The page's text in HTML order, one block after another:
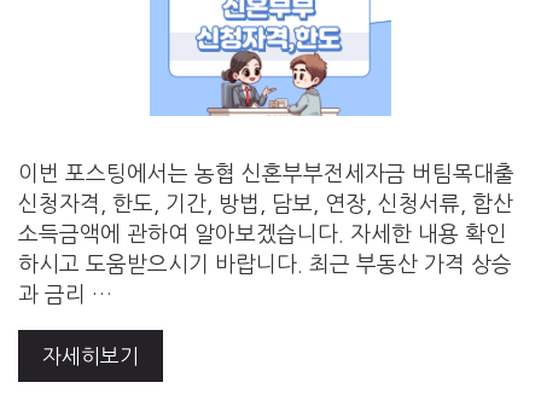
이번 포스팅에서는 농협 신혼부부전세자금 버팀목대출
신청자격, 한도, 기간, 방법, 담보, 연장, 신청서류, 합산
소득금액에 관하여 알아보겠습니다. 자세한 내용 확인
하시고 도움받으시기 바랍니다. 최근 부동산 가격 상승
과 금리 …
자세히보기